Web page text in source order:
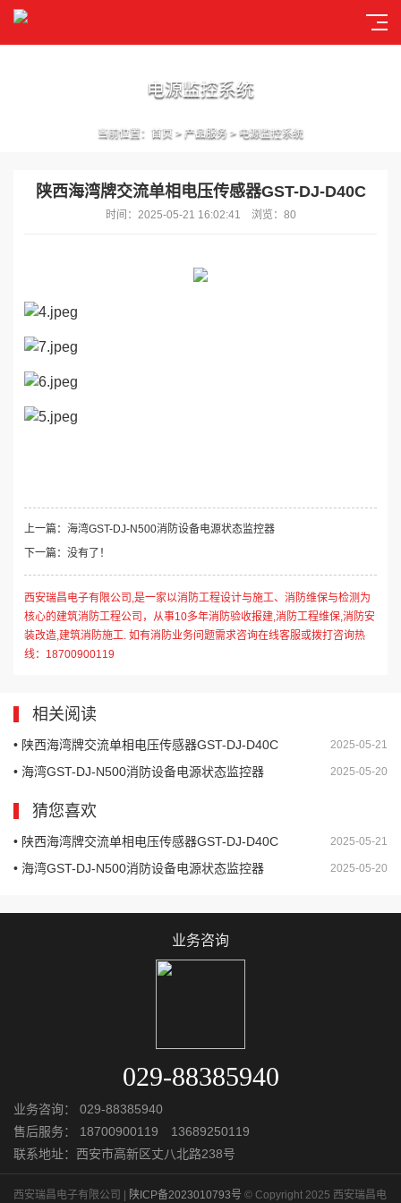
电源监控系统
当前位置： 首页 > 产品服务 > 电源监控系统
陕西海湾牌交流单相电压传感器GST-DJ-D40C
时间：2025-05-21 16:02:41 浏览：80
上一篇：海湾GST-DJ-N500消防设备电源状态监控器
下一篇：没有了！
西安瑞昌电子有限公司,是一家以消防工程设计与施工、消防维保与检测为
核心的建筑消防工程公司，从事10多年消防验收报建,消防工程维保,消防安
装改造,建筑消防施工. 如有消防业务问题需求咨询在线客服或拨打咨询热
线：18700900119
相关阅读
2025-05-21
• 陕西海湾牌交流单相电压传感器GST-DJ-D40C
2025-05-20
• 海湾GST-DJ-N500消防设备电源状态监控器
猜您喜欢
2025-05-21
• 陕西海湾牌交流单相电压传感器GST-DJ-D40C
2025-05-20
• 海湾GST-DJ-N500消防设备电源状态监控器
业务咨询
029-88385940
业务咨询： 029-88385940
售后服务： 18700900119 13689250119
联系地址：西安市高新区丈八北路238号
西安瑞昌电子有限公司 | 陕ICP备2023010793号 © Copyright 2025 西安瑞昌电